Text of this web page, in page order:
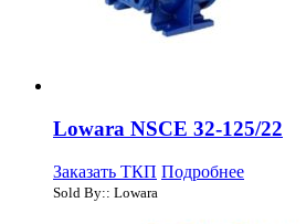
Lowara NSCE 32-125/22
Заказать ТКП Подробнее
Sold By:: Lowara